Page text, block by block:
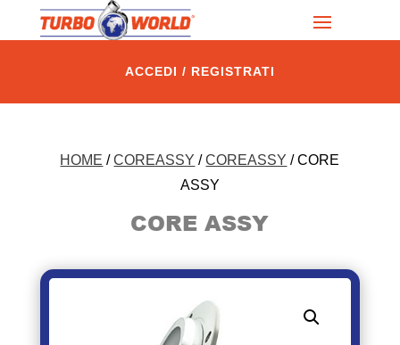
ACCEDI / REGISTRATI
HOME /COREASSY /COREASSY / CORE
ASSY
CORE ASSY